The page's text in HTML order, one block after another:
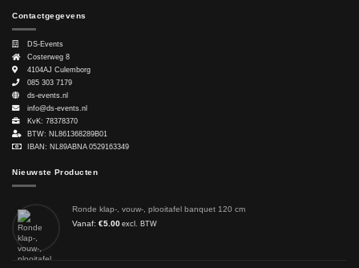
Contactgegevens
DS-Events
Costerweg 8
4104AJ Culemborg
085 303 7179
ds-events.nl
info@ds-events.nl
KvK: 78378370
BTW: NL861368289B01
IBAN: NL89ABNA 0529163349
Nieuwste Producten
Ronde klap-, vouw-, plooitafel banquet 120 cm
Vanaf: €5.00 excl. BTW